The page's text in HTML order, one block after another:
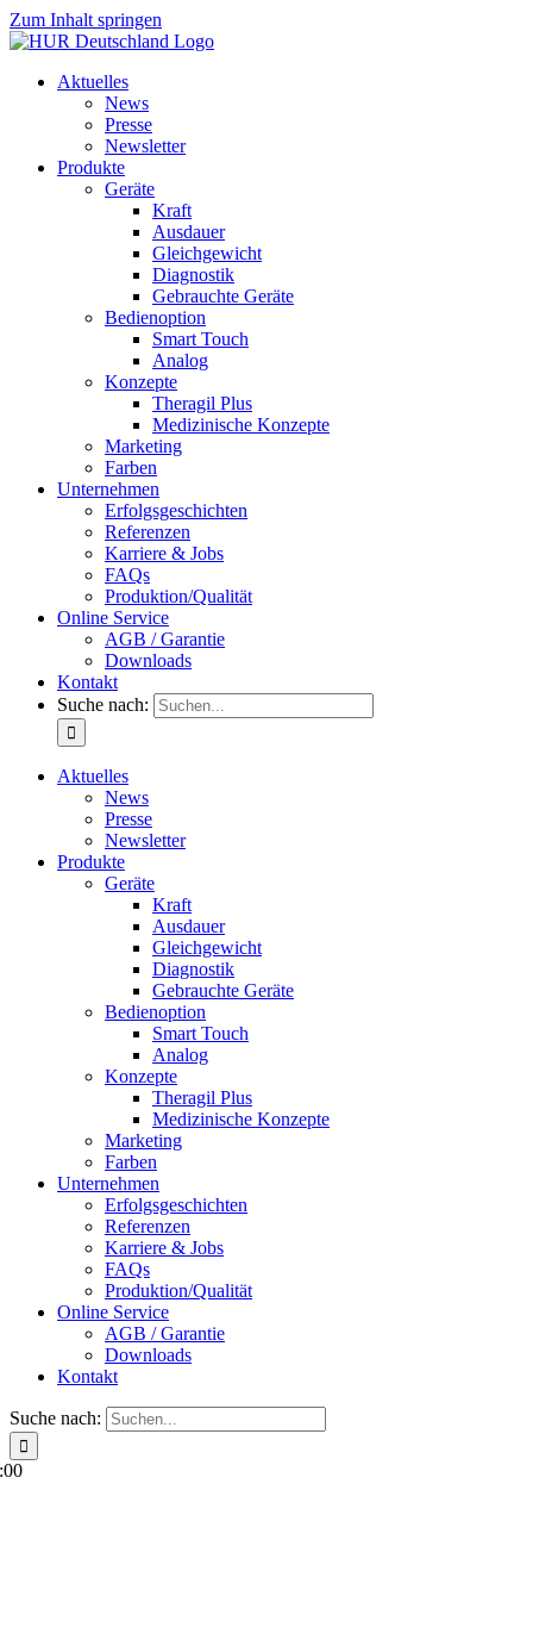
Zum Inhalt springen
Aktuelles
News
Presse
Newsletter
Produkte
Geräte
Kraft
Ausdauer
Gleichgewicht
Diagnostik
Gebrauchte Geräte
Bedienoption
Smart Touch
Analog
Konzepte
Theragil Plus
Medizinische Konzepte
Marketing
Farben
Unternehmen
Erfolgsgeschichten
Referenzen
Karriere & Jobs
FAQs
Produktion/Qualität
Online Service
AGB / Garantie
Downloads
Kontakt
Suche nach:
Aktuelles
News
Presse
Newsletter
Produkte
Geräte
Kraft
Ausdauer
Gleichgewicht
Diagnostik
Gebrauchte Geräte
Bedienoption
Smart Touch
Analog
Konzepte
Theragil Plus
Medizinische Konzepte
Marketing
Farben
Unternehmen
Erfolgsgeschichten
Referenzen
Karriere & Jobs
FAQs
Produktion/Qualität
Online Service
AGB / Garantie
Downloads
Kontakt
Suche nach: